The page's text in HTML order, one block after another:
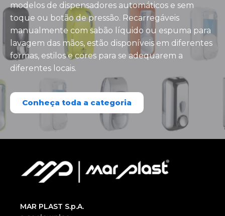
modelos de dispensadores automáticos e sem
toque ou botão de pressão. Recarregáveis
manualmente com sabão líquido ou espuma para
lavagem das mãos, estão disponíveis em diferentes
formas, estilos e cores para se adequarem a
diferentes locais.
Conheça toda a categoria
MAR PLAST S.p.A.